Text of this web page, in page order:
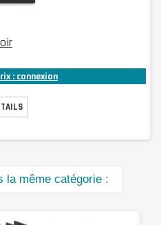
: connexion
la même catégorie :